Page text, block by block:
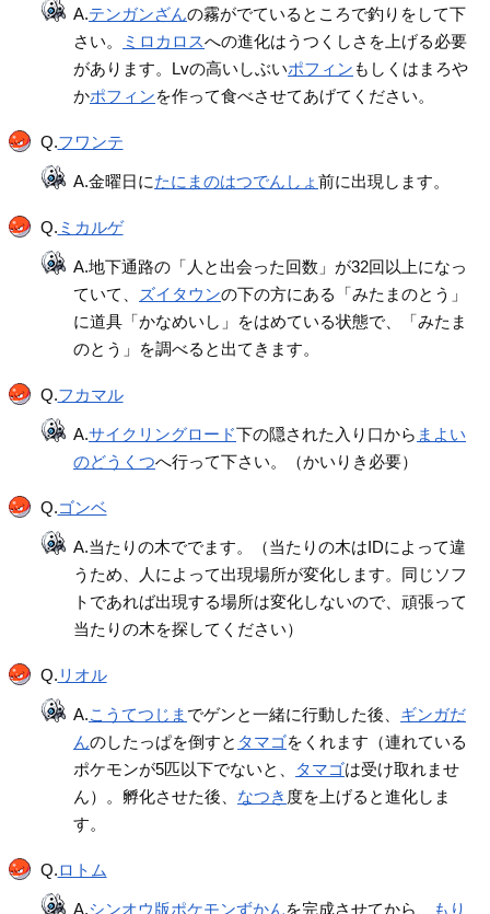
A.テンガンざんの霧がでているところで釣りをして下
さい。
ミロカロスへの進化はうつくしさを上げる必要
があります。Lvの高いしぶいポフィンもしくはまろや
かポフィンを作って食べさせてあげてください。
Q.フワンテ
A.金曜日にたにまのはつでんしょ前に出現します。
Q. ミカルゲ
A.地下通路の「人と出会った回数」が32回以上になっ
ていて、
ズイタウンの下の方にある「みたまのとう」
に道具「かなめいし」をはめている状態で、「みたま
のとう」を調べると出てきます。
Q.フカマル
A.サイクリングロード下の隠された入り口から まよい
のどうくつへ行って下さい。（かいりき必要）
Q.ゴンベ
A.当たりの木ででます。（当たりの木はIDによって違
うため、人によって出現場所が変化します。同じソフ
トであれば出現する場所は変化しないので、頑張って
当たりの木を探してください）
Q. リオル
A.こうてつじま でゲンと一緒に行動した後、 ギンガだ
んのしたっぱを倒すと タマゴをくれます（連れている
ポケモンが5匹以下でないと、
タマゴは受け取れませ
ん）。孵化させた後、 なつき 度を上げると進化しま
す。
Q.ロトム
A.シンオウ版ポケモンずかんを完成させてから、 もり